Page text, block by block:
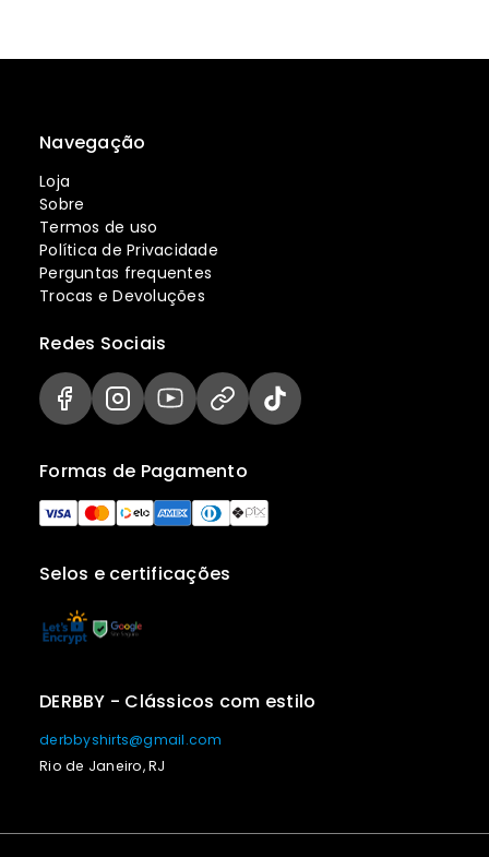
Navegação
Loja
Sobre
Termos de uso
Política de Privacidade
Perguntas frequentes
Trocas e Devoluções
Selos e certificações
Formas de Pagamento
Redes Sociais
DERBBY - Clássicos com estilo
derbbyshirts@gmail.com
Rio de Janeiro, RJ